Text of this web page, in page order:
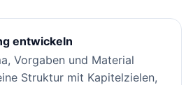
entwickeln
Vorgaben und Material
Struktur mit Kapitelzielen,